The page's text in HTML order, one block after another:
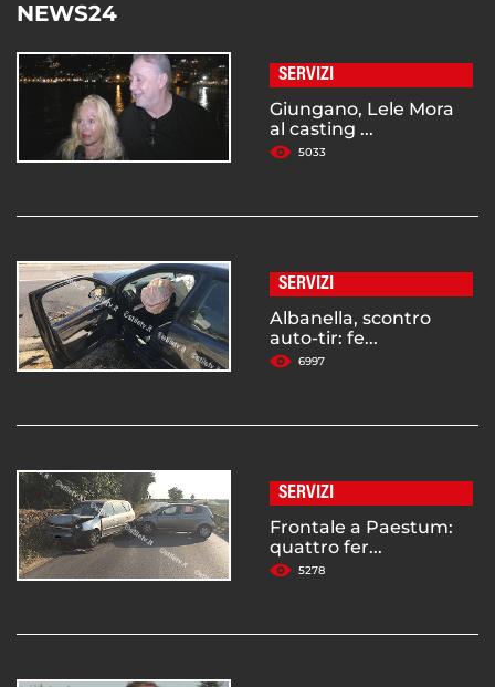
NEWS24
SERVIZI
Giungano, Lele Mora
al casting ...
5033
SERVIZI
Albanella, scontro
auto-tir: fe...
6997
SERVIZI
Frontale a Paestum:
quattro fer...
5278